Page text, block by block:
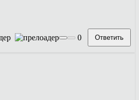
0 Ответить